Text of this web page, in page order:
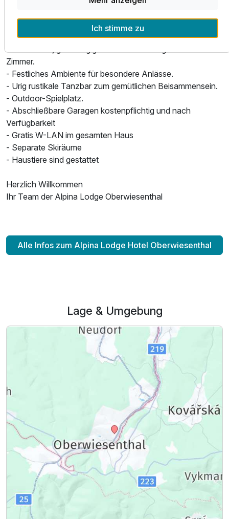
- Herzliche Gastfreundschaft und Betreuung vom
gesamten Team der Alpina Lodge Oberwiesenthal.
Zimmer.
- Festliches Ambiente für besondere Anlässe.
- Urig rustikale Tanzbar zum gemütlichen Beisammensein.
- Outdoor-Spielplatz.
- Abschließbare Garagen kostenpflichtig und nach
Verfügbarkeit
- Gratis W-LAN im gesamten Haus
- Separate Skiräume
- Haustiere sind gestattet
Herzlich Willkommen
Ihr Team der Alpina Lodge Oberwiesenthal
Alle Infos zum Alpina Lodge Hotel Oberwiesenthal
Lage & Umgebung
Ich stimme zu